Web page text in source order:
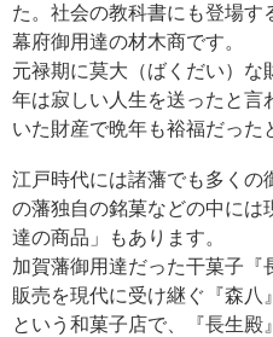
た。社会の教科書にも登場す
幕府御用達の材木商です。
元禄期に莫大（ばくだい）
年は寂しい人生を送ったと言
いた財産で晩年も裕福だった
江戸時代には諸藩でも多くの
の藩独自の銘菓などの中には
達の商品」もあります。
加賀藩御用達だった干菓子『
販売を現代に受け継ぐ『森
という和菓子店で、『長生